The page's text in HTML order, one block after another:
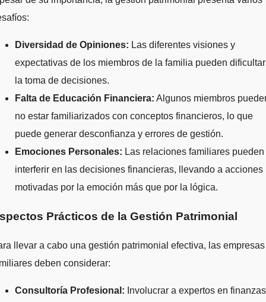
Diversidad de Opiniones: Las diferentes visiones y
expectativas de los miembros de la familia pueden dificultar
la toma de decisiones.
Falta de Educación Financiera: Algunos miembros
no estar familiarizados con conceptos financieros, lo que
puede generar desconfianza y errores de gestión.
Emociones Personales: Las relaciones familiares pueden
interferir en las decisiones financieras, llevando a acciones
motivadas por la emoción más que por la lógica.
Prácticos de la Gestión Patrimonial
llevar a cabo una gestión patrimonial efectiva, las empresas
deben considerar:
Consultoría Profesional: Involucrar a expertos en